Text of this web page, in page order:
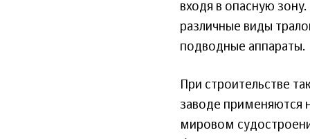
входя в опасную
различные виды
подводные аппараты.
При строительстве
заводе применяются
мировом